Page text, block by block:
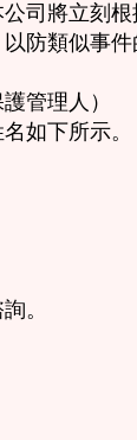
司將立刻
防類似事件
護管理人
如下所示。
。